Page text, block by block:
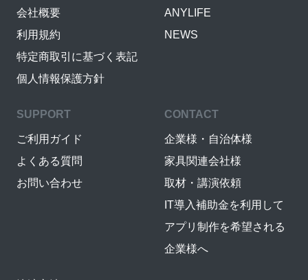
会社概要
利用規約
特定商取引に基づく表記
個人情報保護方針
ANYLIFE
NEWS
SUPPORT
ご利用ガイド
よくある質問
お問い合わせ
CONTACT
企業様・自治体様
家具関連会社様
取材・講演依頼
IT導入補助金を利用して
アプリ制作を希望される
企業様へ